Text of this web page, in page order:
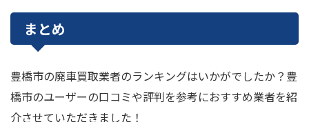
まとめ
豊橋市の廃車買取業者のランキングはいかがでしたか？豊
橋市のユーザーの口コミや評判を参考におすすめ業者を紹
介させていただきました！